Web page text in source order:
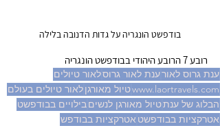
בודפשט הונגריה על גדות הדנובה בלילה
רובע 7 הרובע היהודי בבודפשט הונגריה
ענת גרוס לאורענת לאור גרוסלאור טיולים
www.laortravels.comטיול מאורגןלאור טיולים בעולם
הבלוג של ענתטיול מאורגן לנשיםבילויים בבודפשט
אטרקציות בבודפשטאטרקציות בבודפש